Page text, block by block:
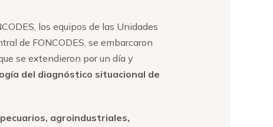
los equipos de las Unidades
de FONCODES, se embarcaron
se extendieron por un día y
del diagnóstico situacional de
agroindustriales,